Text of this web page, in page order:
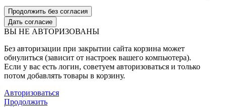
Продолжить без согласия
Дать согласие
ВЫ НЕ АВТОРИЗОВАНЫ
Без авторизации при закрытии сайта корзина может
обнулиться (зависит от настроек вашего компьютера).
Если у вас есть логин, советуем авторизоваться и только
потом добавлять товары в корзину.
Авторизоваться
Продолжить